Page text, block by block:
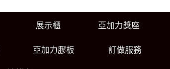
展示櫃 亞加力獎座
亞加力膠板 訂做服務